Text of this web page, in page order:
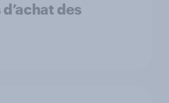
des